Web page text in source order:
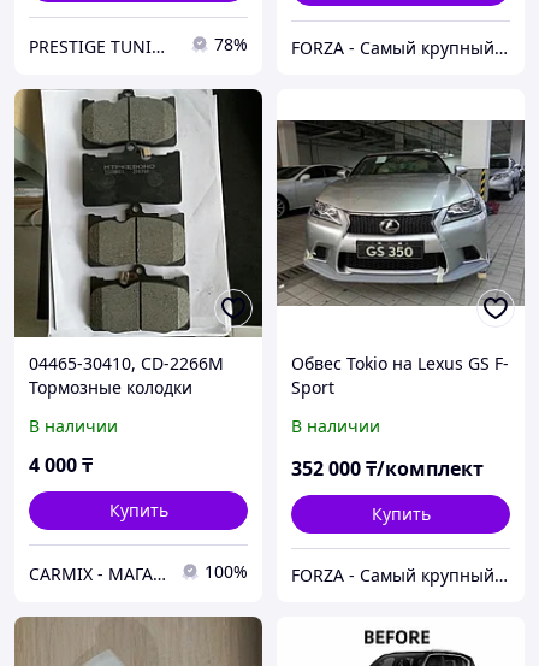
PRESTIGE TUNING 78% FORZA - Самый крупный тюнинг-маркет в Казахстане
04465-30410, CD-2266M
Тормозные колодки
GRS190 2005-2012,
KEBONO
В наличии
4 000₸
Купить
СARMIX - МАГАЗИН АВТОЗАПЧАСТЕЙ В НУР-СУЛТАНЕ (АСТАНА) 100%
Обвес Tokio на Lexus GS F-
Sport
В наличии
352 000₸/комплект
Купить
FORZA - Самый крупный тюнинг-маркет в Казахстане